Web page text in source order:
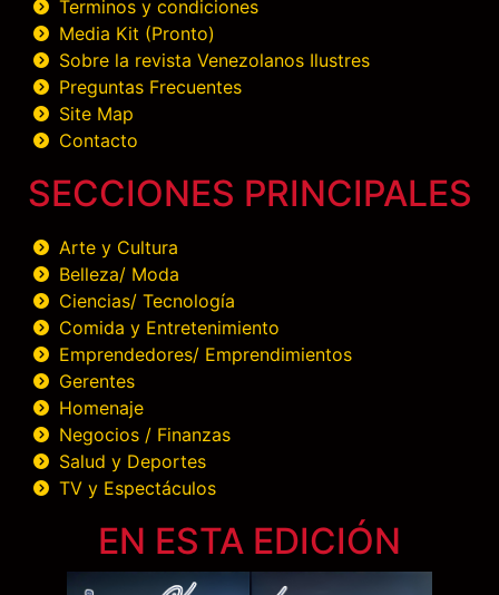
Terminos y condiciones
Media Kit (Pronto)
Sobre la revista Venezolanos Ilustres
Preguntas Frecuentes
Site Map
Contacto
SECCIONES PRINCIPALES
Arte y Cultura
Belleza/ Moda
Ciencias/ Tecnología
Comida y Entretenimiento
Emprendedores/ Emprendimientos
Gerentes
Homenaje
Negocios / Finanzas
Salud y Deportes
TV y Espectáculos
EN ESTA EDICIÓN